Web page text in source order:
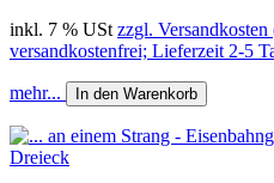
inkl. 7 % USt zzgl.
versandkostenfrei; Lieferzeit 2-5
mehr... In den Warenkorb